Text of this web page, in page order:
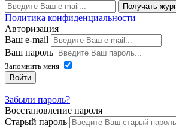
Получать
Политика конфиденциальности
Авторизация
Ваш e-mail
Ваш пароль
Запомнить меня
Войти
Забыли пароль?
Восстановление пароля
Старый пароль